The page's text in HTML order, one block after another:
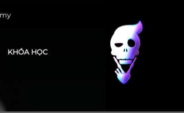
KHÓA HỌC